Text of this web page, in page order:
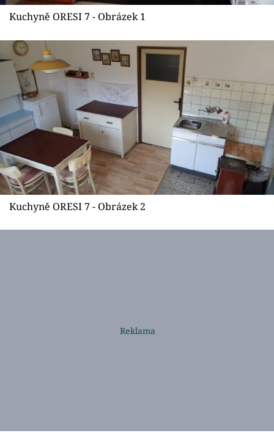
Přihlášení
Sledujte nás
Kuchyně ORESI 7 - Obrázek 1
Kuchyně ORESI 7 - Obrázek 2